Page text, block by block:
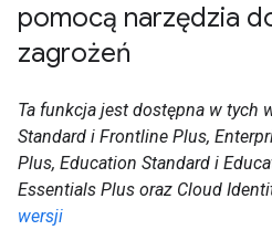
pomocą narzędzia
zagrożeń
Ta funkcja jest dostępna w tych
Standard i Frontline Plus,
Plus, Education Standard i
Essentials Plus oraz Cloud
wersji